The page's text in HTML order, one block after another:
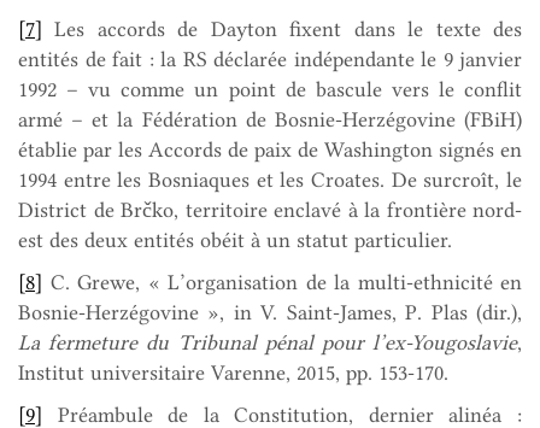
[7] Les accords de Dayton fixent dans le texte des
entités de fait : la RS déclarée indépendante le 9 janvier
1992 – vu comme un point de bascule vers le conflit
armé – et la Fédération de Bosnie-Herzégovine (FBiH)
établie par les Accords de paix de Washington signés en
1994 entre les Bosniaques et les Croates. De surcroît, le
District de Brčko, territoire enclavé à la frontière nord-
est des deux entités obéit à un statut particulier.
[8] C. Grewe, « L’organisation de la multi-ethnicité en
Bosnie-Herzégovine », in V. Saint-James, P. Plas (dir.),
La fermeture du Tribunal pénal pour l’ex-Yougoslavie,
Institut universitaire Varenne, 2015, pp. 153-170.
[9] Préambule de la Constitution, dernier alinéa :